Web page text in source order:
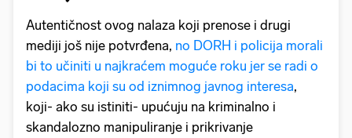
Autentičnost ovog nalaza koji prenose i drugi
mediji još nije potvrđena, no DORH i policija morali
bi to učiniti u najkraćem moguće roku jer se radi o
podacima koji su od iznimnog javnog interesa,
koji- ako su istiniti- upućuju na kriminalno i
skandalozno manipuliranje i prikrivanje